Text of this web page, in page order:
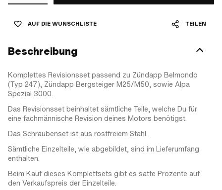
AUF DIE WUNSCHLISTE TEILEN
Beschreibung
Komplettes Revisionsset passend zu Zündapp Belmondo
(Typ 247), Zündapp Bergsteiger M25/M50, sowie Alpa
Spezial 3000.
Das Revisionsset beinhaltet sämtliche Teile, welche Du für
eine fachmännische Revision deines Motors benötigst.
Das Schraubenset ist aus rostfreiem Stahl.
Sämtliche Einzelteile, wie abgebildet, sind im Lieferumfang
enthalten.
Beim Kauf dieses Komplettsets gibt es satte Prozente auf
den Verkaufspreis der Einzelteile.